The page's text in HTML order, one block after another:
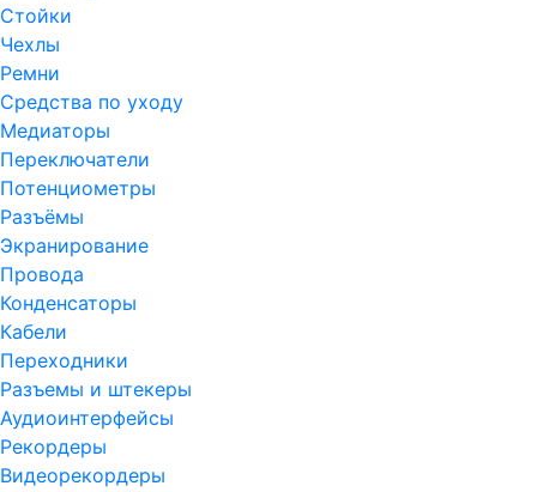
Стойки
Чехлы
Ремни
Средства по уходу
Медиаторы
Переключатели
Потенциометры
Разъёмы
Экранирование
Провода
Конденсаторы
Кабели
Переходники
Разъемы и штекеры
Аудиоинтерфейсы
Рекордеры
Видеорекордеры